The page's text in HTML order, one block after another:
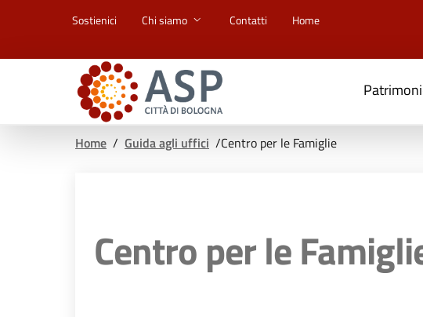
Sostienici Chi siamo Contatti Home
Home / Guida agli uffici /Centro per le Famiglie
Centro per le